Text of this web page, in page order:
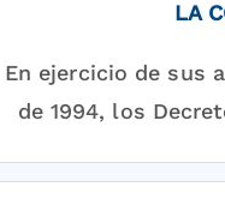
LA
En ejercicio de sus
de 1994, los